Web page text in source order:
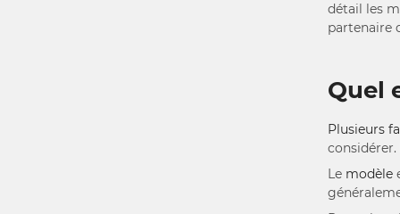
détail les
partenaire
Quel
Plusieurs
considérer.
Le modèle